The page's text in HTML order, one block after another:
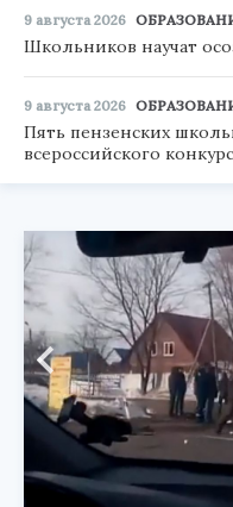
9 августа 2026
Школьников научат
9 августа 2026
Пять пензенских
всероссийского